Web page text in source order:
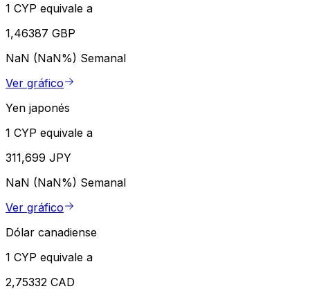
1 CYP equivale a
1,46387 GBP
NaN (NaN%) Semanal
Ver gráfico
Yen japonés
1 CYP equivale a
311,699 JPY
NaN (NaN%) Semanal
Ver gráfico
Dólar canadiense
1 CYP equivale a
2,75332 CAD